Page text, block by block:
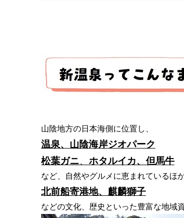
山陰地方の日本海側に位置し、
温泉、山陰海岸ジオパーク
松葉ガニ、 ホタルイカ、 但馬牛
など、自然やグルメに恵まれているほ
北前船寄港地、 麒麟獅子
などの文化、歴史といった豊富な地域